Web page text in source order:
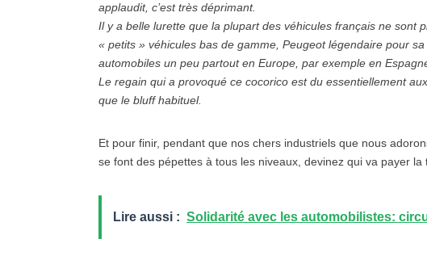
applaudit, c’est très déprimant.
Il y a belle lurette que la plupart des véhicules français ne sont
« petits » véhicules bas de gamme, Peugeot légendaire pour
automobiles un peu partout en Europe, par exemple en
Le regain qui a provoqué ce cocorico est du essentiellement
que le bluff habituel.
Et pour finir, pendant que nos chers industriels que nous
se font des pépettes à tous les niveaux, devinez qui va payer la
Lire aussi : Solidarité avec les automobilistes: